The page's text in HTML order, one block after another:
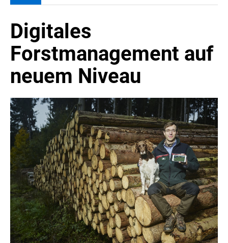
MELDUNGEN
PRESSEMITTEILUNGEN
MEDIA
Digitales
Forstmanagement auf
neuem Niveau